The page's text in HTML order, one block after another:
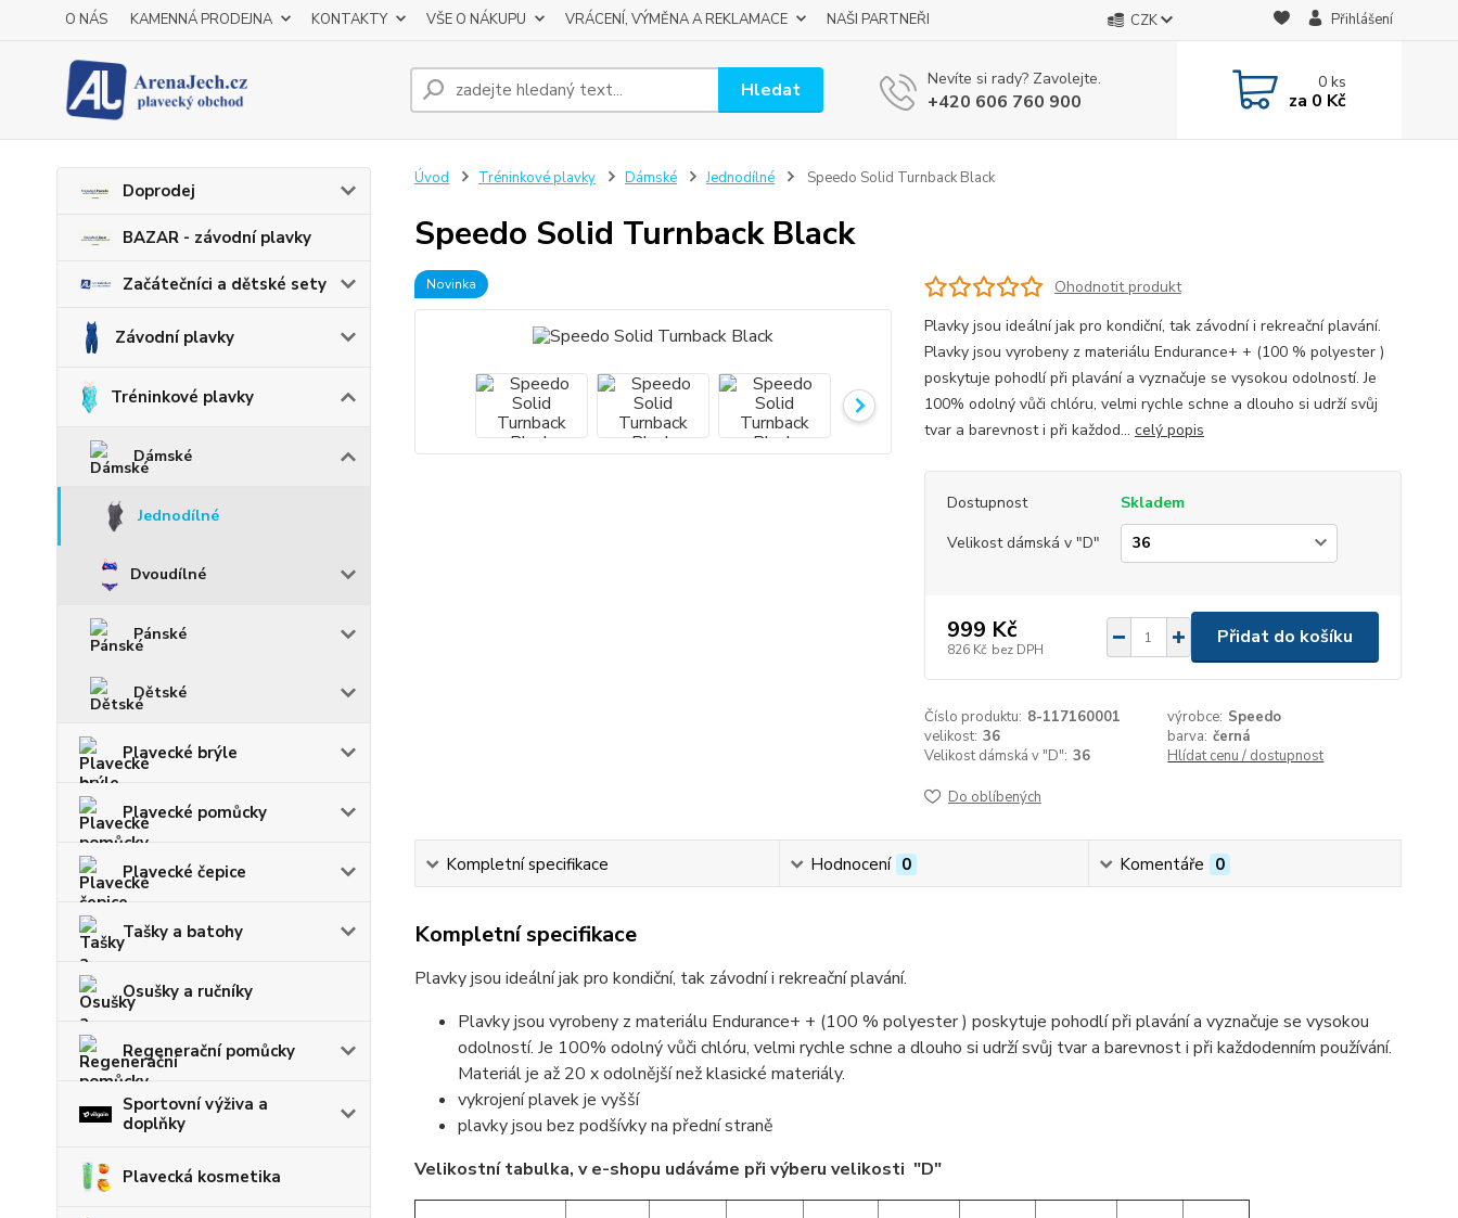
O NÁS KAMENNÁ PRODEJNA KONTAKTY VŠE O NÁKUPU VRÁCENÍ, VÝMĚNA A REKLAMACE NAŠI PARTNEŘI CZK Přihlášení
Hledat Nevíte si rady? Zavolejte.
+420 606 760 900
0ks
za 0 Kč
Doprodej
BAZAR - závodní plavky
Začátečníci a dětské sety
Závodní plavky
Tréninkové plavky
Dámské
Jednodílné
Dvoudílné
Pánské
Dětské
Plavecké brýle
Plavecké pomůcky
Plavecké čepice
Tašky a batohy
Osušky a ručníky
Regenerační pomůcky
Sportovní výživa a
doplňky
Plavecká kosmetika
Úvod Tréninkové plavky Dámské Jednodílné Speedo Solid Turnback Black
Speedo Solid Turnback Black
Novinka
Ohodnotit produkt
Plavky jsou ideální jak pro kondiční, tak závodní i rekreační plavání.
Plavky jsou vyrobeny z materiálu Endurance+ + (100 % polyester )
poskytuje pohodlí při plavání a vyznačuje se vysokou odolností. Je
100% odolný vůči chlóru, velmi rychle schne a dlouho si udrží svůj
tvar a barevnost i při každod... celý popis
Dostupnost
Skladem
Velikost dámská v "D"
999 Kč
826 Kč bez DPH
Přidat do košíku
Číslo produktu: 8-117160001 výrobce: Speedo
velikost: 36 barva: černá
Velikost dámská v "D": 36 Hlídat cenu / dostupnost
Do oblíbených
Kompletní specifikace Hodnocení 0 Komentáře 0
Kompletní specifikace
Plavky jsou ideální jak pro kondiční, tak závodní i rekreační plavání.
Plavky jsou vyrobeny z materiálu Endurance+ + (100 % polyester ) poskytuje pohodlí při plavání a vyznačuje se vysokou
odolností. Je 100% odolný vůči chlóru, velmi rychle schne a dlouho si udrží svůj tvar a barevnost i při každodenním používání.
Materiál je až 20 x odolnější než klasické materiály.
vykrojení plavek je vyšší
plavky jsou bez podšívky na přední straně
Velikostní tabulka, v e-shopu udáváme při výberu velikosti "D"